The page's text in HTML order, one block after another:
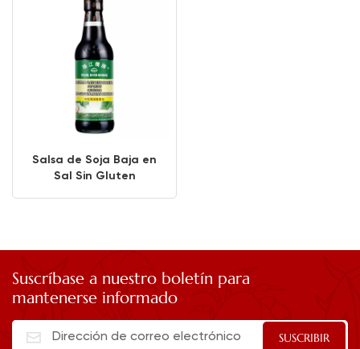
Salsa de Soja Baja en
Sal Sin Gluten
Suscríbase a nuestro boletín para
mantenerse informado